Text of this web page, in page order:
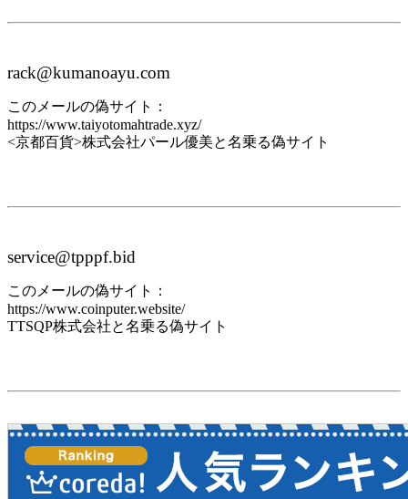
rack@kumanoayu.com
このメールの偽サイト：
https://www.taiyotomahtrade.xyz/
<京都百貨>株式会社パール優美と名乗る偽サイト
service@tpppf.bid
このメールの偽サイト：
https://www.coinputer.website/
TTSQP株式会社と名乗る偽サイト